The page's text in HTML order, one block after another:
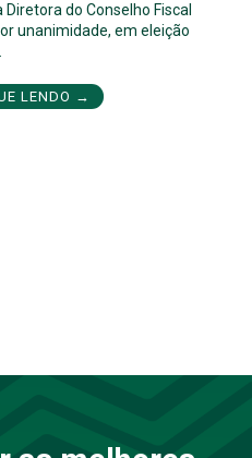
Diretora do Conselho Fiscal
unanimidade, em eleição
LENDO →